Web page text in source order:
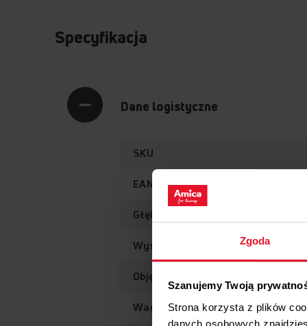
Zgoda
Szanujemy Twoją
Strona korzysta z plików
danych osobowych
Specyfikacja
Dane logistyczne
SKU
EAN
Głębokość z opakowaniem
Wysokość z opakowaniem
Objętość brutto
Waga brutto